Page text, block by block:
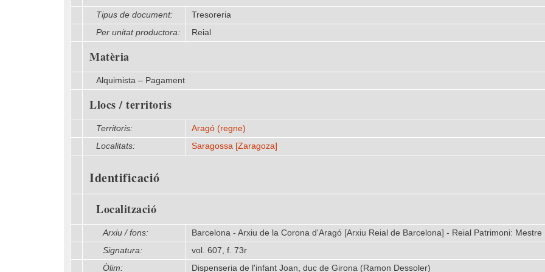
Tipus de document:
Tresoreria
Per unitat productora:
Reial
Matèria
Alquimista – Pagament
Llocs / territoris
Territoris:
Aragó (regne)
Localitats:
Saragossa [Zaragoza]
Identificació
Localització
Arxiu / fons:
Barcelona - Arxiu de la Corona d'Aragó [Arxiu Reial de Barcelona] - Reial Patrimoni: Mestre
Signatura:
vol. 607, f. 73r
Òlim:
Dispenseria de l'infant Joan, duc de Girona (Ramon Dessoler)